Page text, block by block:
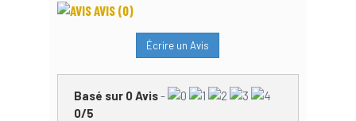
AVIS (0)
Écrire un Avis
Basé sur 0Avis-
0/5